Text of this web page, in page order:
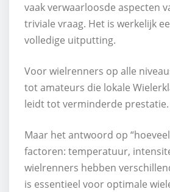
vaak verwaarloosde aspecten
triviale vraag. Het is werkelijk
volledige uitputting.
Voor wielrenners op alle
tot amateurs die lokale
leidt tot verminderde prestatie.
Maar het antwoord op
factoren: temperatuur,
wielrenners hebben
is essentieel voor optimale